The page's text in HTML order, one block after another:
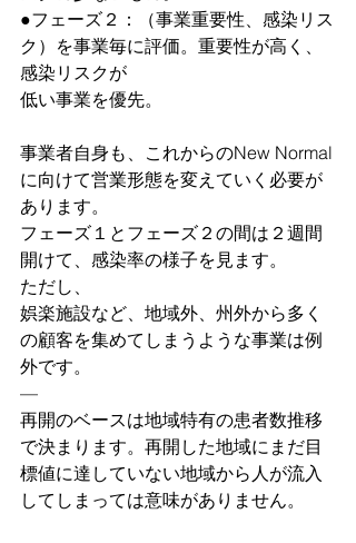
●フェーズ２：（事業重要性、感染リス
ク）を事業毎に評価。重要性が高く、
感染リスクが
低い事業を優先。
事業者自身も、これからのNew Normal
に向けて営業形態を変えていく必要が
あります。
フェーズ１とフェーズ２の間は２週間
開けて、感染率の様子を見ます。
ただし、
娯楽施設など、地域外、州外から多く
の顧客を集めてしまうような事業は例
外です。
—
再開のベースは地域特有の患者数推移
で決まります。再開した地域にまだ目
標値に達していない地域から人が流入
してしまっては意味がありません。